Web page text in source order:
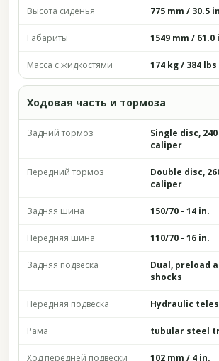
Высота сиденья 775 mm / 30.5
Габариты 1549 mm / 61.0
Масса с жидкостями 174 kg / 384 lbs
Ходовая часть и тормоза
Задний тормоз
Single disc,
caliper
Передний тормоз
Double disc,
caliper
Задняя шина 150/70 - 14 in.
Передняя шина 110/70 - 16 in.
Задняя подвеска
Dual, preload
shocks
Передняя подвеска Hydraulic
Рама tubular steel
Ход передней подвески 102 mm / 4 in.